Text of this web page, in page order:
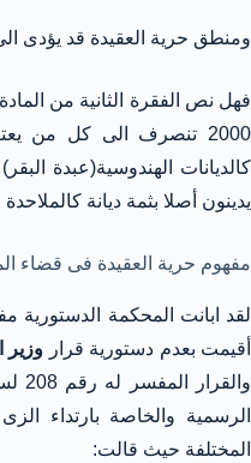
ومنطق حرية العقيدة قد يؤدى
2000 تنصرف الى كل من
كالديانات الهندوسية(عبدة
يدينون أصلا بثمة ديانة
مفهوم حرية العقيدة فى قضاء
لقد ابانت المحكمة الدستورية
أقيمت بعدم دستورية قرار وزير
الرسمية والخاصة بارتداء
المختلفة حيث قالت: